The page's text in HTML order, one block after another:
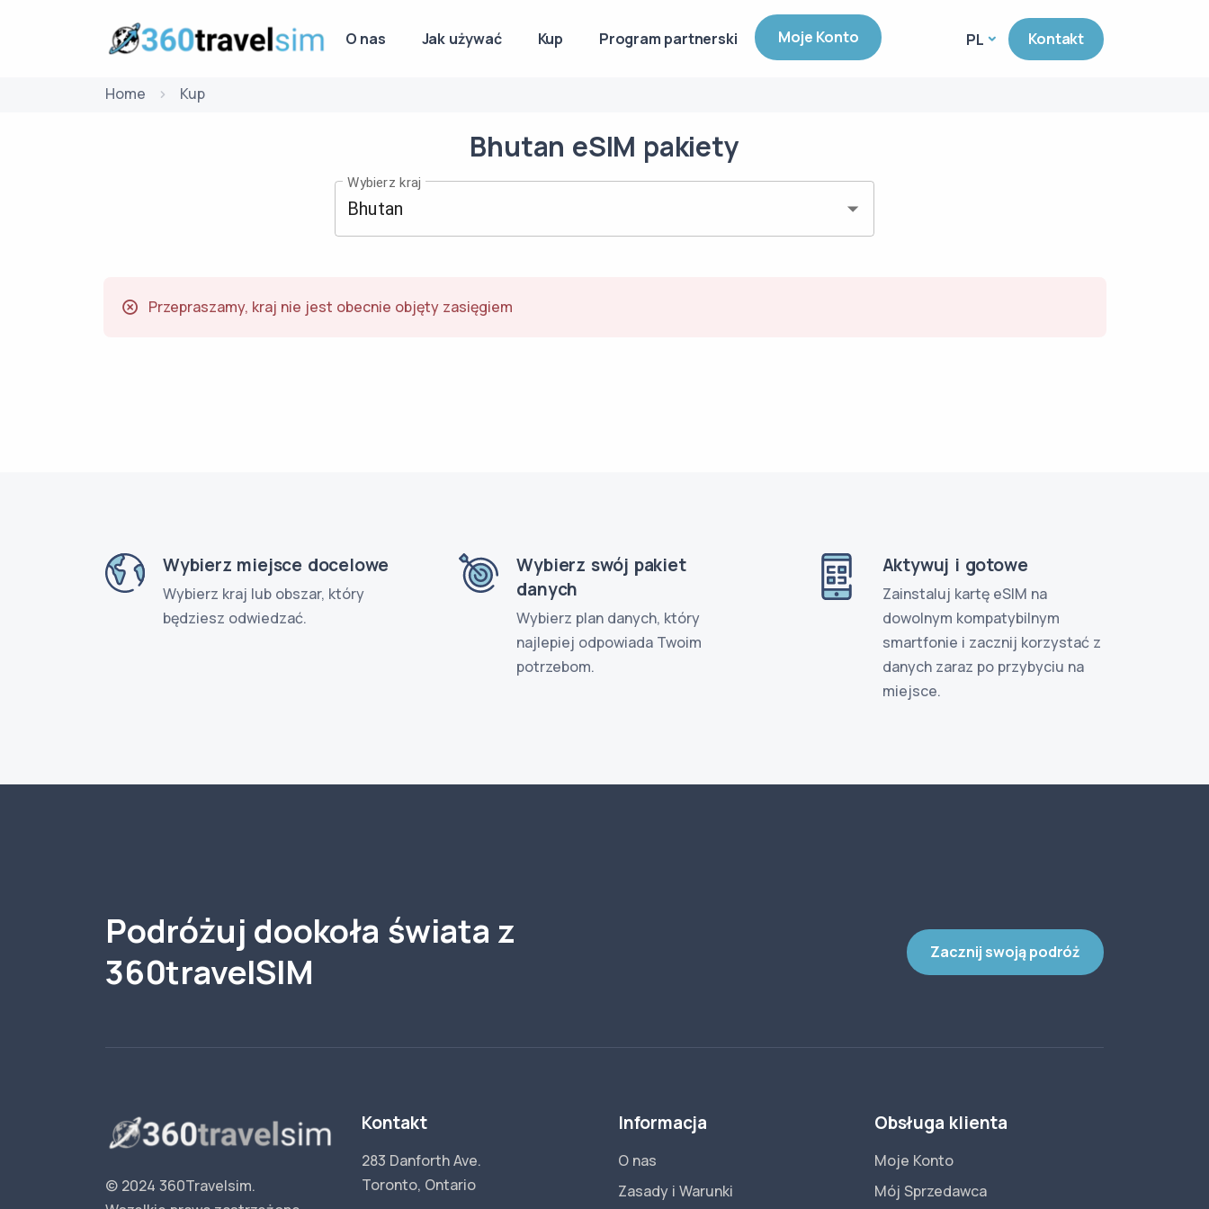
O nas Jak używać Kup Program partnerski Moje Konto PL Kontakt
Home Kup
Bhutan eSIM pakiety
Wybierz kraj
Przepraszamy, kraj nie jest obecnie objęty zasięgiem
Wybierz miejsce docelowe
Wybierz kraj lub obszar, który
będziesz odwiedzać.
Wybierz swój pakiet
danych
Wybierz plan danych, który
najlepiej odpowiada Twoim
potrzebom.
Aktywuj i gotowe
Zainstaluj kartę eSIM na
dowolnym kompatybilnym
smartfonie i zacznij korzystać z
danych zaraz po przybyciu na
miejsce.
Podróżuj dookoła świata z
360travelSIM
Zacznij swoją podróż
© 2024 360Travelsim.
Kontakt
283 Danforth Ave.
Toronto, Ontario
Informacja
O nas
Zasady i Warunki
Obsługa klienta
Moje Konto
Mój Sprzedawca